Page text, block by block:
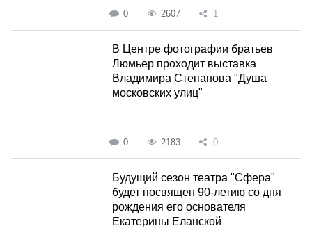
0 2607 1
В Центре фотографии братьев
Люмьер проходит выставка
Владимира Степанова "Душа
московских улиц"
0 2183 0
Будущий сезон театра "Сфера"
будет посвящен 90-летию со дня
рождения его основателя
Екатерины Еланской